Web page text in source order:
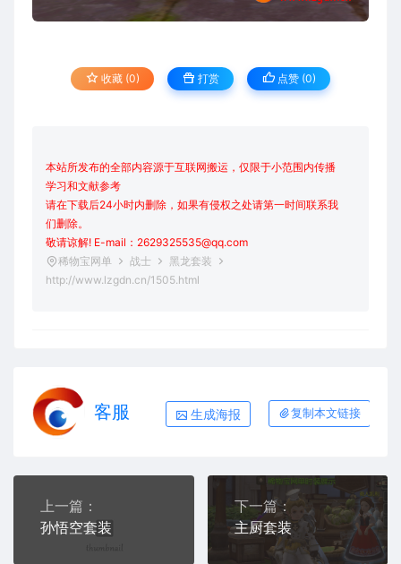
收藏 (0) 打赏 点赞 (0)
本站所发布的全部内容源于互联网搬运，仅限于小范围内传播
学习和文献参考
请在下载后24小时内删除，如果有侵权之处请第一时间联系我
们删除。
敬请谅解! E-mail：2629325535@qq.com
稀物宝网单
战士
黑龙套装
http://www.lzgdn.cn/1505.html
客服 生成海报 复制本文链接
上一篇：
孙悟空套装
下一篇：
主厨套装